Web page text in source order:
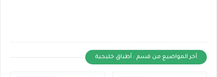
أخر المواضيع من قسم : أطباق خليجية